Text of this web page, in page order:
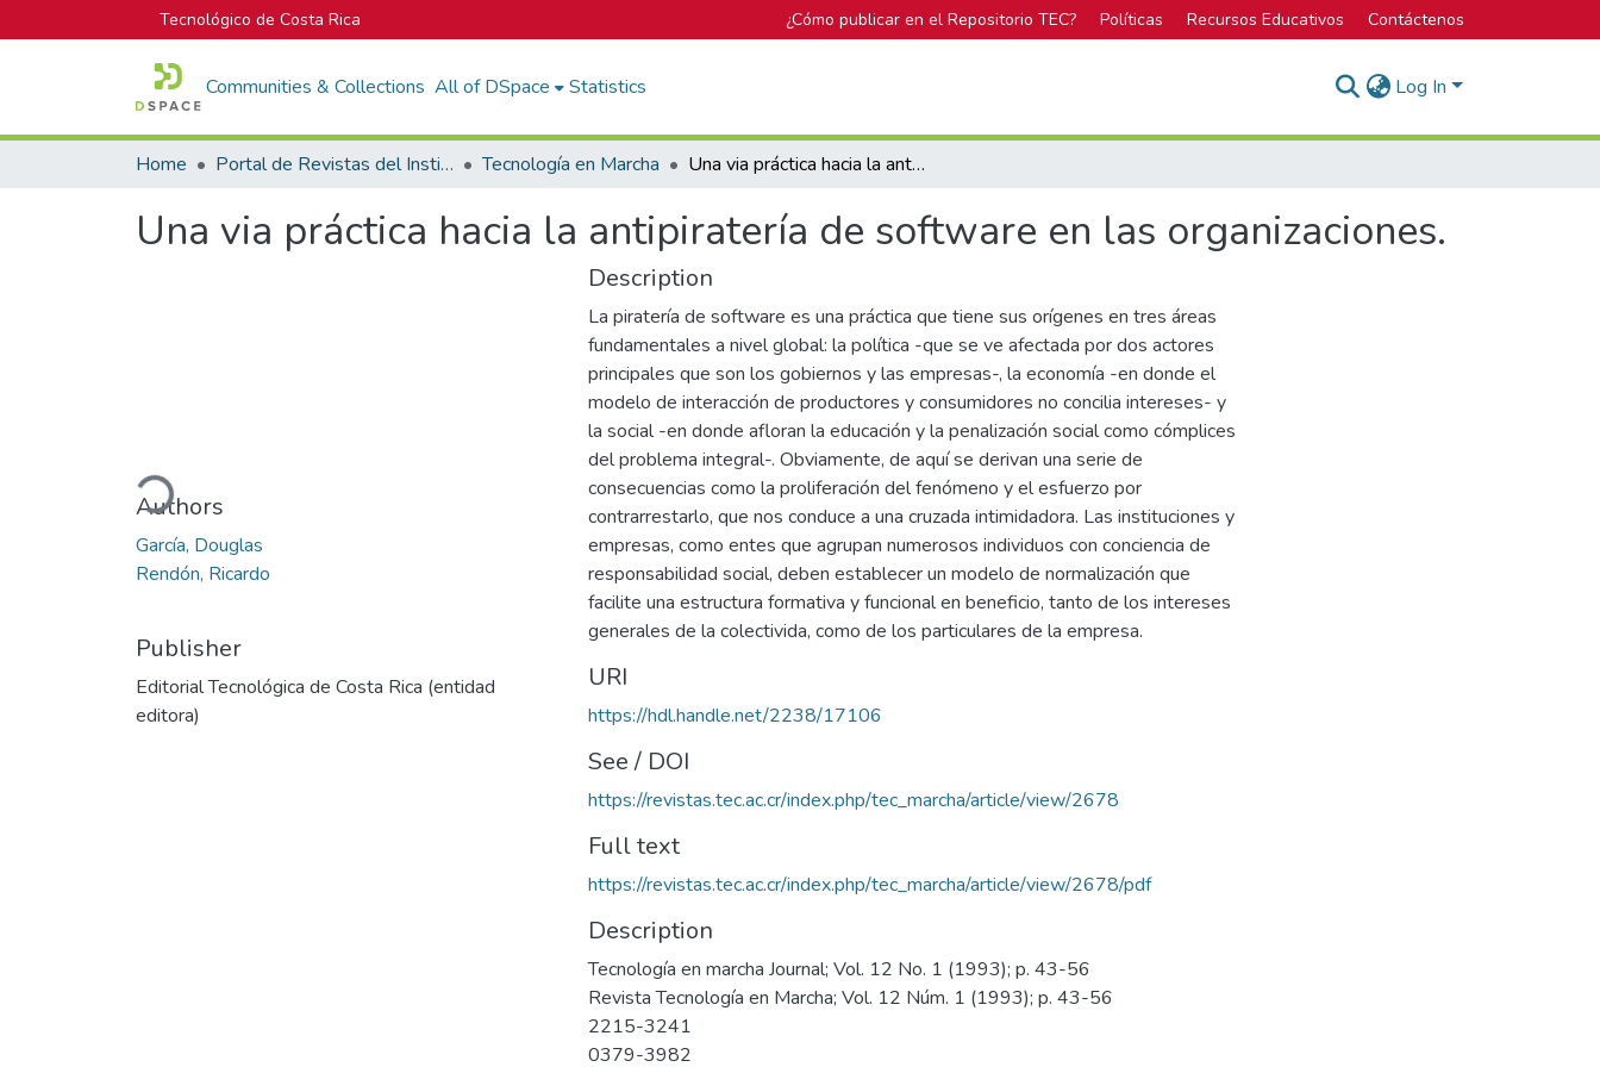
Tecnológico de Costa Rica ¿Cómo publicar en el Repositorio TEC? Políticas Recursos Educativos Contáctenos
Communities & Collections All of DSpace Statistics Log In
Home Portal de Revistas del Instituto Tecnológico de Costa Rica Tecnología en Marcha Una via práctica hacia la antipiratería de software en las organizaciones.
Una via práctica hacia la antipiratería de software en las organizaciones.
Loading...
Authors
García, Douglas
Rendón, Ricardo
Publisher
Editorial Tecnológica de Costa Rica (entidad
editora)
Description
La piratería de software es una práctica que tiene sus orígenes en tres áreas
fundamentales a nivel global: la política -que se ve afectada por dos actores
principales que son los gobiernos y las empresas-, la economía -en donde el
modelo de interacción de productores y consumidores no concilia intereses- y
la social -en donde afloran la educación y la penalización social como cómplices
del problema integral-. Obviamente, de aquí se derivan una serie de
consecuencias como la proliferación del fenómeno y el esfuerzo por
contrarrestarlo, que nos conduce a una cruzada intimidadora. Las instituciones y
empresas, como entes que agrupan numerosos individuos con conciencia de
responsabilidad social, deben establecer un modelo de normalización que
facilite una estructura formativa y funcional en beneficio, tanto de los intereses
generales de la colectivida, como de los particulares de la empresa.
URI
https://hdl.handle.net/2238/17106
See / DOI
https://revistas.tec.ac.cr/index.php/tec_marcha/article/view/2678
Full text
https://revistas.tec.ac.cr/index.php/tec_marcha/article/view/2678/pdf
Description
Tecnología en marcha Journal; Vol. 12 No. 1 (1993); p. 43-56
Revista Tecnología en Marcha; Vol. 12 Núm. 1 (1993); p. 43-56
2215-3241
0379-3982